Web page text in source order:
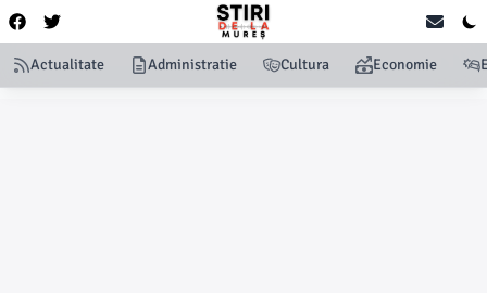
Actualitate Administratie Cultura Economie